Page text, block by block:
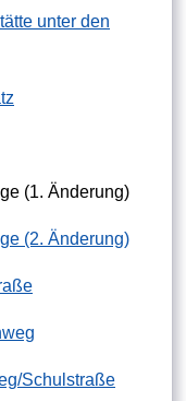
unter den
(1. Änderung)
(2. Änderung)
Schulstraße